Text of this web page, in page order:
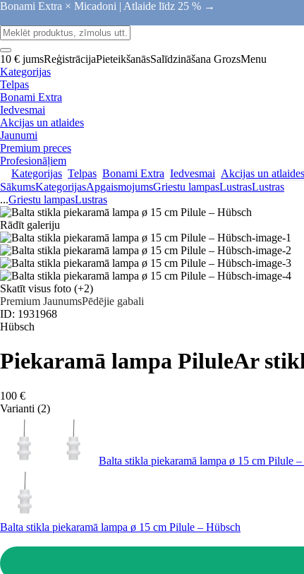
Bonami Extra × Micadoni | Atlaide līdz 25 % →
10 € jumsReģistrācijaPieteikšanāsSalīdzināšana GrozsMenu
Kategorijas
Telpas
Bonami Extra
Iedvesmai
Akcijas un atlaides
Jaunumi
Premium preces
Profesionāļiem
Kategorijas Telpas Bonami Extra Iedvesmai Akcijas un atlaides
SākumsKategorijasApgaismojumsGriestu lampasLustrasLustras
...Griestu lampasLustras
Rādīt galeriju
Skatīt visus foto (+2)
Premium JaunumsPēdējie gabali
ID: 1931968
Hübsch
Piekaramā lampa PiluleAr
100 €
Varianti (2)
Balta stikla piekaramā lampa ø 15 cm Pilule
Balta stikla piekaramā lampa ø 15 cm Pilule – Hübsch